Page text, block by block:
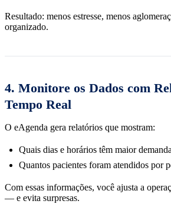
Resultado: menos estresse, menos
organizado.
4. Monitore os Dados com
Tempo Real
O eAgenda gera relatórios que mostram:
Quais dias e horários têm maior demanda
Quantos pacientes foram atendidos por
Com essas informações, você ajusta a
— e evita surpresas.